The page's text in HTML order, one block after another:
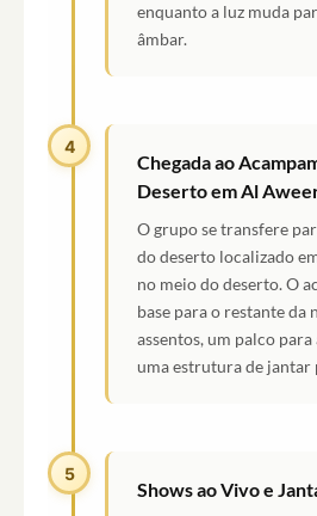
enquanto a luz muda
âmbar.
4
Chegada ao
Deserto em Al
O grupo se transfere
do deserto localizado
no meio do deserto. O
base para o restante da
assentos, um palco
uma estrutura de jantar
5
Shows ao Vivo e